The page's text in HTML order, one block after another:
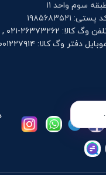
سوم واحد ۱۱
پستی: ۱۹۸۵۶۸۳۵۲۱
وگ کالا: ۲۶۳۷۳۲۶۲-۰۲۱ , ۲۶۳۷۳۲۶۴-۰۲۱
دفتر وگ کالا: ۰۹۰۰۱۲۲۷۹۱۴